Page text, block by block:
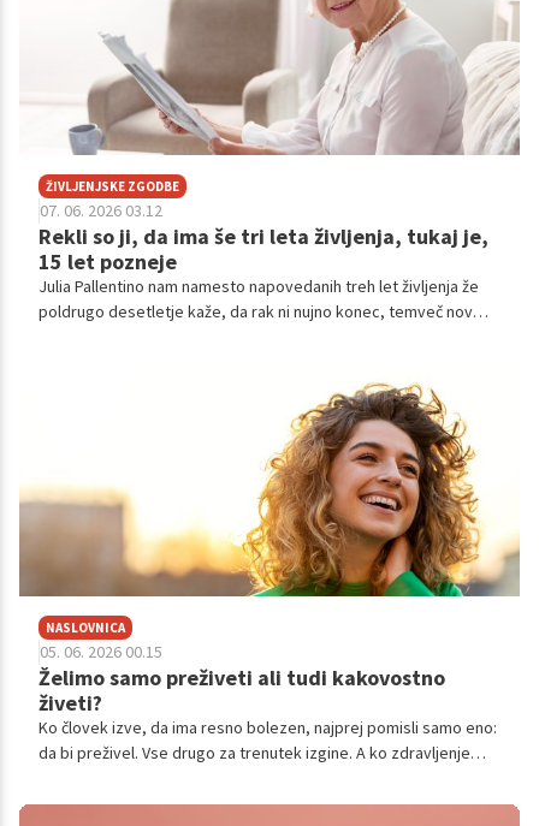
ŽIVLJENJSKE ZGODBE
07. 06. 2026 03.12
Rekli so ji, da ima še tri leta življenja, tukaj je,
15 let pozneje
Julia Pallentino nam namesto napovedanih treh let življenja že
poldrugo desetletje kaže, da rak ni nujno konec, temveč nov
NASLOVNICA
05. 06. 2026 00.15
Želimo samo preživeti ali tudi kakovostno
živeti?
Ko človek izve, da ima resno bolezen, najprej pomisli samo eno:
da bi preživel. Vse drugo za trenutek izgine. A ko zdravljenje
bo lahko vrnil v svoje življenje? K delu, družini, vsakdanu, ki ga je